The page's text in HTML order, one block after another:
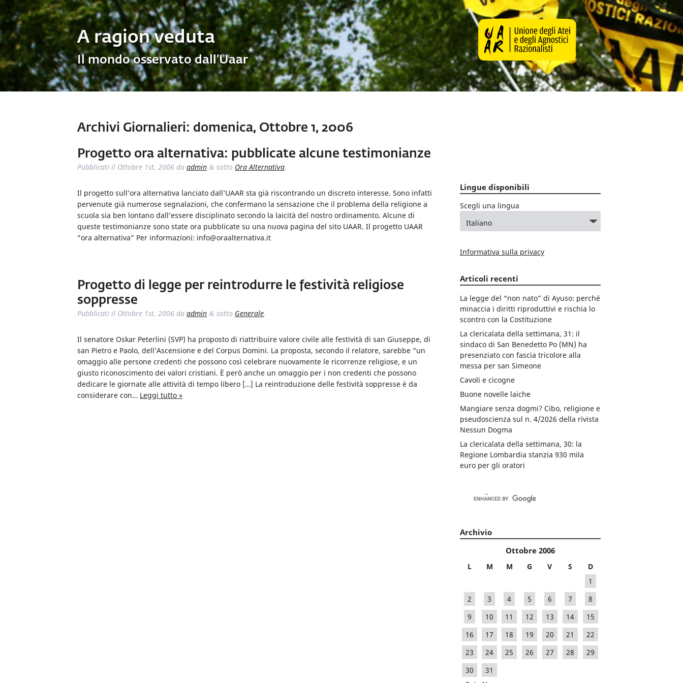
A ragion veduta
Il mondo osservato dall’Uaar
Archivi Giornalieri: domenica, Ottobre 1, 2006
Progetto ora alternativa: pubblicate alcune testimonianze
Pubblicati il Ottobre 1st, 2006 da admin & sotto Ora Alternativa.
Il progetto sull’ora alternativa lanciato dall’UAAR sta già riscontrando un discreto interesse. Sono infatti
pervenute già numerose segnalazioni, che confermano la sensazione che il problema della religione a
scuola sia ben lontano dall’essere disciplinato secondo la laicità del nostro ordinamento. Alcune di
queste testimonianze sono state ora pubblicate su una nuova pagina del sito UAAR. Il progetto UAAR
“ora alternativa” Per informazioni: info@oraalternativa.it
Progetto di legge per reintrodurre le festività religiose
soppresse
Pubblicati il Ottobre 1st, 2006 da admin & sotto Generale.
Il senatore Oskar Peterlini (SVP) ha proposto di riattribuire valore civile alle festività di san Giuseppe, di
san Pietro e Paolo, dell’Ascensione e del Corpus Domini. La proposta, secondo il relatore, sarebbe “un
omaggio alle persone credenti che possono così celebrare nuovamente le ricorrenze religiose, e un
giusto riconoscimento dei valori cristiani. È però anche un omaggio per i non credenti che possono
dedicare le giornate alle attività di tempo libero […] La reintroduzione delle festività soppresse è da
considerare con… Leggi tutto »
Lingue disponibili
Scegli una lingua
Informativa sulla privacy
Articoli recenti
La legge del “non nato” di Ayuso: perché
minaccia i diritti riproduttivi e rischia lo
scontro con la Costituzione
La clericalata della settimana, 31: il
sindaco di San Benedetto Po (MN) ha
presenziato con fascia tricolore alla
messa per san Simeone
Cavoli e cicogne
Buone novelle laiche
Mangiare senza dogmi? Cibo, religione e
pseudoscienza sul n. 4/2026 della rivista
Nessun Dogma
La clericalata della settimana, 30: la
Regione Lombardia stanzia 930 mila
euro per gli oratori
Archivio
Ottobre 2006
L M M G V S
D
1
2
3 4 5 6 7
8
9
10 11 12 13 14
15
16
17 18 19 20 21
22
23
24 25 26 27 28
29
30
31